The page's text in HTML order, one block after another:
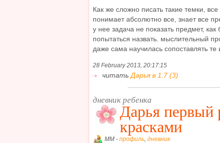
Как же сложно писать такие темки,
понимает абсолютно все, знает все
у нее задача не показать предмет,
попытаться назвать. мыслительный
даже сама научилась сопоставлять те
28 February 2013, 20:17:15
читать Дарья в 1.7 (3)
дневник ребенка
Дарья первый
красками
MM - профиль, дневник